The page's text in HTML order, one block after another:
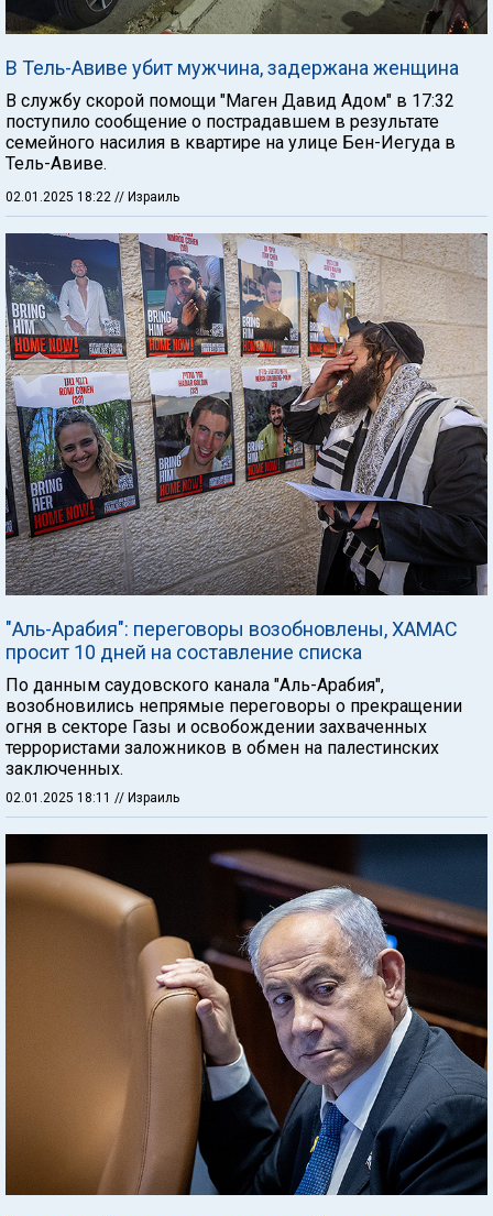
В Тель-Авиве убит мужчина, задержана женщина
В службу скорой помощи "Маген Давид Адом" в 17:32
поступило сообщение о пострадавшем в результате
семейного насилия в квартире на улице Бен-Иегуда в
Тель-Авиве.
02.01.2025 18:22 // Израиль
"Аль-Арабия": переговоры возобновлены, ХАМАС
просит 10 дней на составление списка
По данным саудовского канала "Аль-Арабия",
возобновились непрямые переговоры о прекращении
огня в секторе Газы и освобождении захваченных
террористами заложников в обмен на палестинских
заключенных.
02.01.2025 18:11 // Израиль